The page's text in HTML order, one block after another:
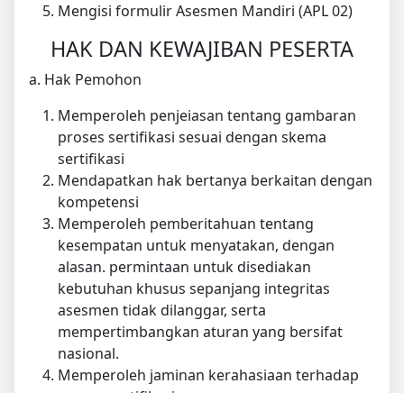
Mengisi formulir Asesmen Mandiri (APL 02)
HAK DAN KEWAJIBAN PESERTA
a. Hak Pemohon
Memperoleh penjeiasan tentang gambaran
proses sertifikasi sesuai dengan skema
sertifikasi
Mendapatkan hak bertanya berkaitan dengan
kompetensi
Memperoleh pemberitahuan tentang
kesempatan untuk menyatakan, dengan
alasan. permintaan untuk disediakan
kebutuhan khusus sepanjang integritas
asesmen tidak dilanggar, serta
mempertimbangkan aturan yang bersifat
nasional.
Memperoleh jaminan kerahasiaan terhadap